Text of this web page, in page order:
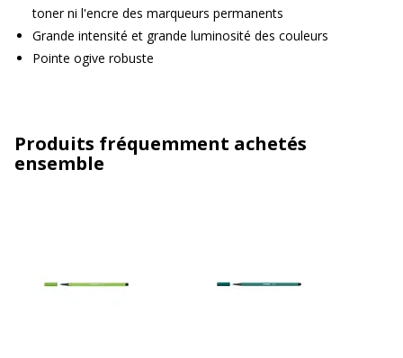
toner ni l'encre des marqueurs permanents
Grande intensité et grande luminosité des couleurs
Pointe ogive robuste
Produits fréquemment achetés
ensemble